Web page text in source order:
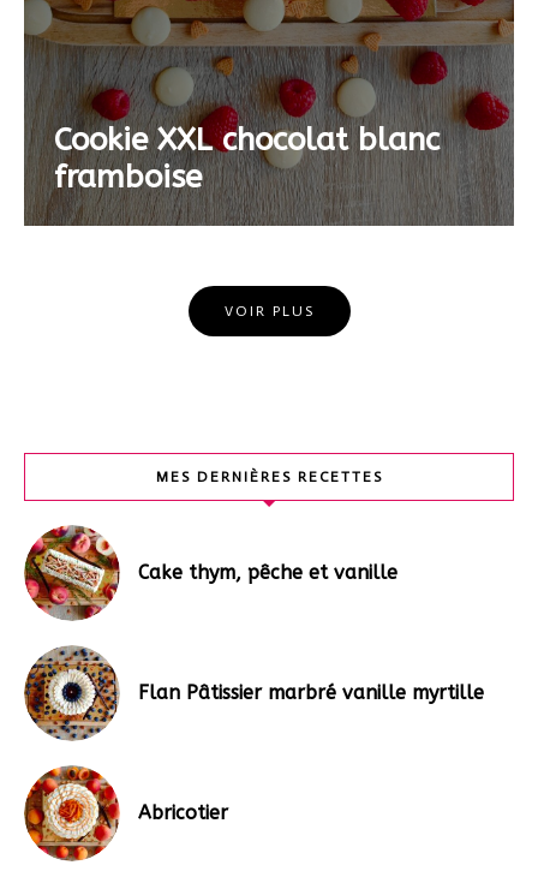
Cookie XXL chocolat blanc
framboise
VOIR PLUS
MES DERNIÈRES RECETTES
Cake thym, pêche et vanille
Flan Pâtissier marbré vanille myrtille
Abricotier